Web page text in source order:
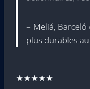
– Meliá,
plus durables
★★★★★